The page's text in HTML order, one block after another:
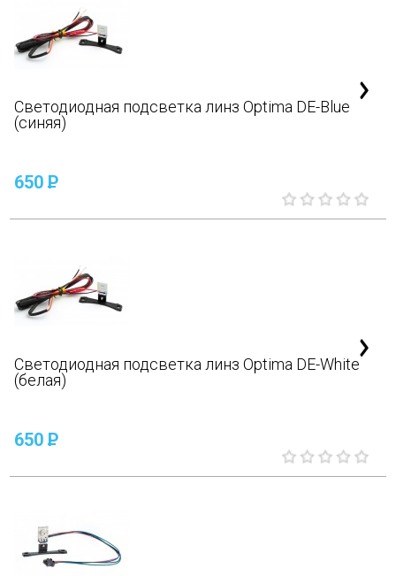
Светодиодная подсветка линз Optima DE-Blue
(синяя)
650P
Светодиодная подсветка линз Optima DE-White
(белая)
650P